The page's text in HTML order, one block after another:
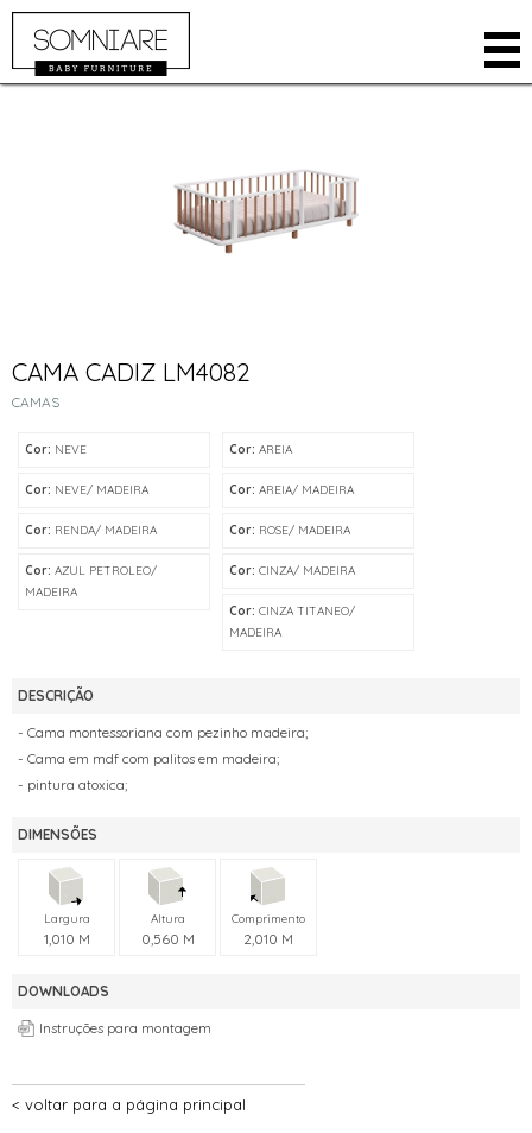
ACESSÓRIOS
IDIOMA
ESPANHOL
CAMA CADIZ LM4082
CAMAS
Cor: NEVE Cor: AREIA
Cor: NEVE/ MADEIRA Cor: AREIA/ MADEIRA
Cor: RENDA/ MADEIRA Cor: ROSE/ MADEIRA
Cor: AZUL PETROLEO/
MADEIRA
Cor: CINZA/ MADEIRA
Cor: CINZA TITANEO/
MADEIRA
DESCRIÇÃO
- Cama montessoriana com pezinho madeira;
- Cama em mdf com palitos em madeira;
- pintura atoxica;
DIMENSÕES
Largura
1,010 M
Altura
0,560 M
Comprimento
2,010 M
DOWNLOADS
Instruções para montagem
voltar para a página principal